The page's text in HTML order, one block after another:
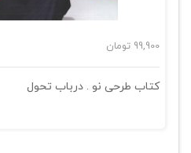
99,900 تومان
کتاب طرحی نو . درباب تحول